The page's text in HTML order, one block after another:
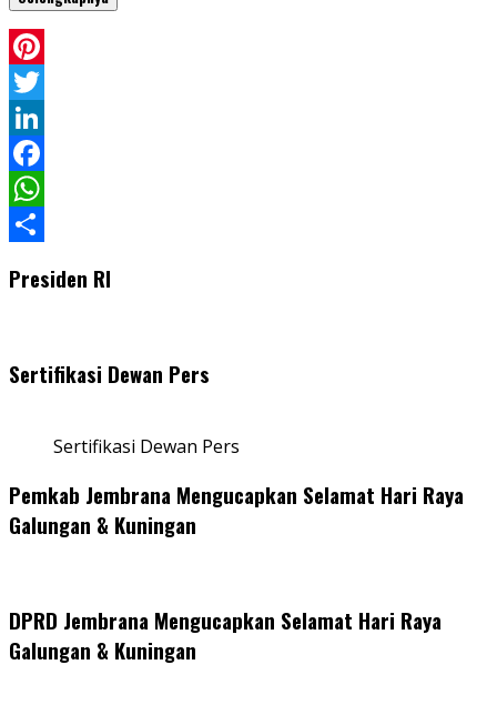
Pinterest
Twitter
LinkedIn
Facebook
WhatsApp
Presiden RI
Sertifikasi Dewan Pers
Sertifikasi Dewan Pers
Pemkab Jembrana Mengucapkan Selamat Hari Raya
Galungan & Kuningan
DPRD Jembrana Mengucapkan Selamat Hari Raya
Galungan & Kuningan